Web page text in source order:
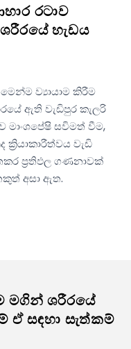
රටාව
හැඩය
ව්‍යායාම කිරීම
ඇති වැඩිපුර කැලරි
සවිමත් වීම,
වැඩි
ප්‍රතිඵල ගණනාවක්
අසා ඇත.
මගින් ශරීරයේ
ඒ සඳහා සැත්කම්